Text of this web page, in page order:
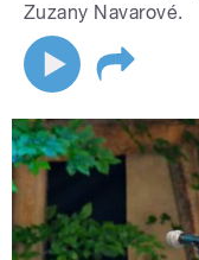
Zuzany Navarové.